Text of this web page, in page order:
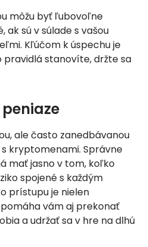
môžu byť ľubovoľne
ak sú v súlade s vašou
Kľúčom k úspechu je
pravidlá stanovíte, držte sa
ale často zanedbávanou
kryptomenami. Správne
mať jasno v tom, koľko
spojené s každým
prístupu je nielen
vám aj prekonať
a udržať sa v hre na dlhú